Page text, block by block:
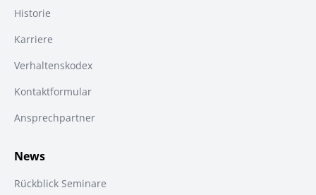
Historie
Karriere
Verhaltenskodex
Kontaktformular
Ansprechpartner
News
Rückblick Seminare